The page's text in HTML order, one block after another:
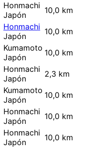
Honmachi
Japón
10,0 km
Honmachi
Japón
10,0 km
Kumamoto
Japón
10,0 km
Honmachi
Japón
2,3 km
Kumamoto
Japón
10,0 km
Honmachi
Japón
10,0 km
Honmachi
Japón
10,0 km